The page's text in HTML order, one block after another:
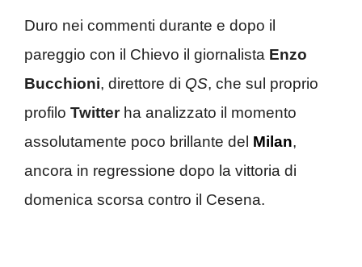
Duro nei commenti durante e dopo il
pareggio con il Chievo il giornalista Enzo
Bucchioni, direttore di QS, che sul proprio
profilo Twitterha analizzato il momento
assolutamente poco brillante del Milan,
ancora in regressione dopo la vittoria di
domenica scorsa contro il Cesena.